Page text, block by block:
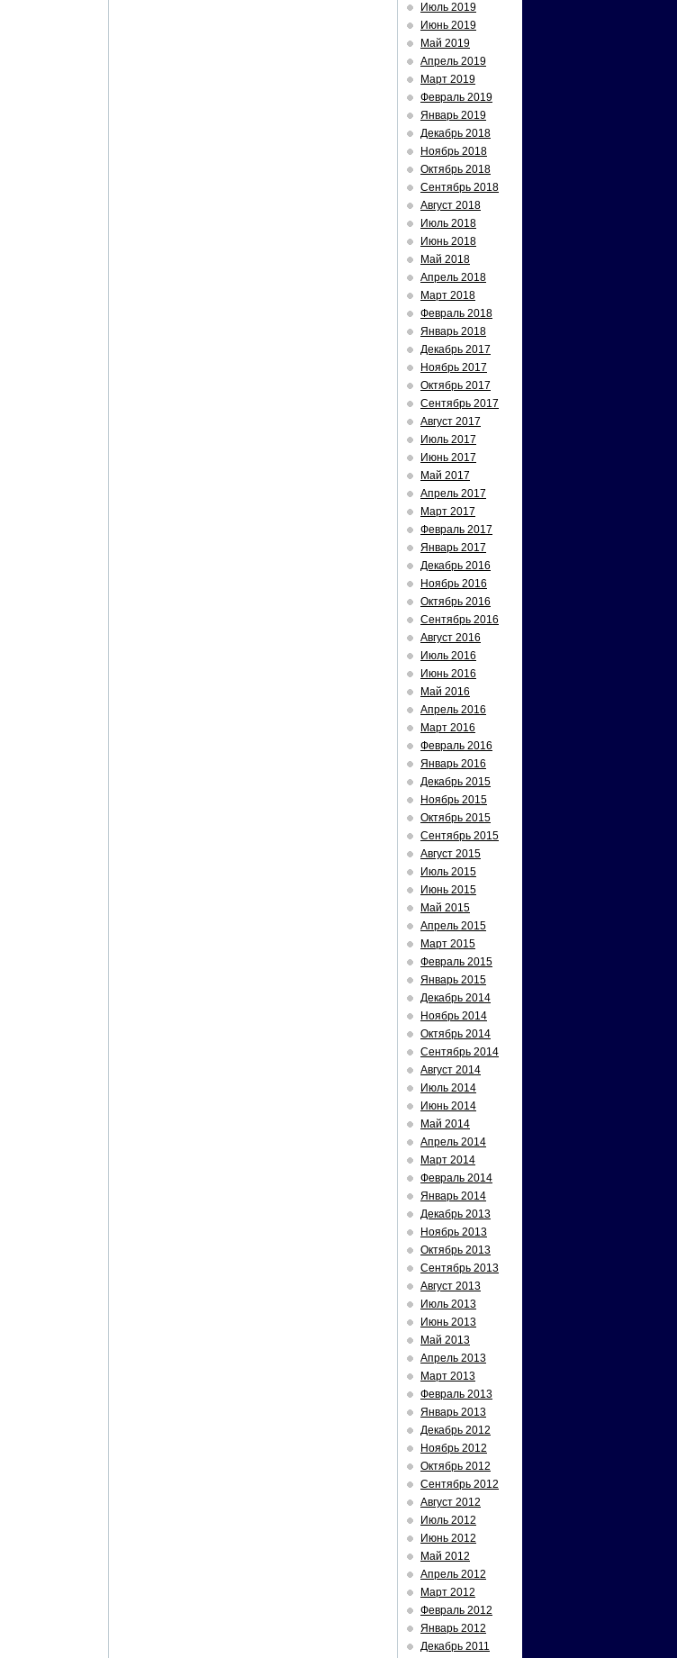
Июль 2019
Июнь 2019
Май 2019
Апрель 2019
Март 2019
Февраль 2019
Январь 2019
Декабрь 2018
Ноябрь 2018
Октябрь 2018
Сентябрь 2018
Август 2018
Июль 2018
Июнь 2018
Май 2018
Апрель 2018
Март 2018
Февраль 2018
Январь 2018
Декабрь 2017
Ноябрь 2017
Октябрь 2017
Сентябрь 2017
Август 2017
Июль 2017
Июнь 2017
Май 2017
Апрель 2017
Март 2017
Февраль 2017
Январь 2017
Декабрь 2016
Ноябрь 2016
Октябрь 2016
Сентябрь 2016
Август 2016
Июль 2016
Июнь 2016
Май 2016
Апрель 2016
Март 2016
Февраль 2016
Январь 2016
Декабрь 2015
Ноябрь 2015
Октябрь 2015
Сентябрь 2015
Август 2015
Июль 2015
Июнь 2015
Май 2015
Апрель 2015
Март 2015
Февраль 2015
Январь 2015
Декабрь 2014
Ноябрь 2014
Октябрь 2014
Сентябрь 2014
Август 2014
Июль 2014
Июнь 2014
Май 2014
Апрель 2014
Март 2014
Февраль 2014
Январь 2014
Декабрь 2013
Ноябрь 2013
Октябрь 2013
Сентябрь 2013
Август 2013
Июль 2013
Июнь 2013
Май 2013
Апрель 2013
Март 2013
Февраль 2013
Январь 2013
Декабрь 2012
Ноябрь 2012
Октябрь 2012
Сентябрь 2012
Август 2012
Июль 2012
Июнь 2012
Май 2012
Апрель 2012
Март 2012
Февраль 2012
Январь 2012
Декабрь 2011